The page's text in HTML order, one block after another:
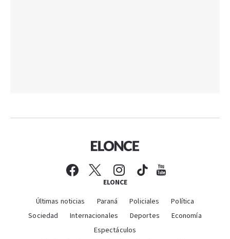
ELONCE
Últimas noticias Paraná Policiales
Política
Sociedad
Internacionales Deportes
Economía
Espectáculos